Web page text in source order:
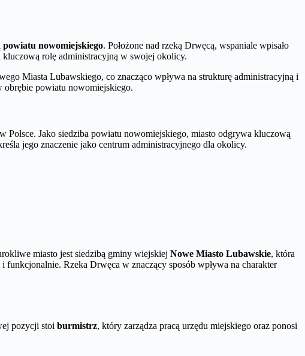
powiatu nowomiejskiego. Położone nad rzeką Drwęcą, wspaniale wpisało
kluczową rolę administracyjną w swojej okolicy.
Miasta Lubawskiego, co znacząco wpływa na strukturę administracyjną i
obrębie powiatu nowomiejskiego.
Jako siedziba powiatu nowomiejskiego, miasto odgrywa kluczową
jego znaczenie jako centrum administracyjnego dla okolicy.
miasto jest siedzibą gminy wiejskiej Nowe Miasto Lubawskie, która
funkcjonalnie. Rzeka Drwęca w znaczący sposób wpływa na charakter
pozycji stoi burmistrz, który zarządza pracą urzędu miejskiego oraz ponosi